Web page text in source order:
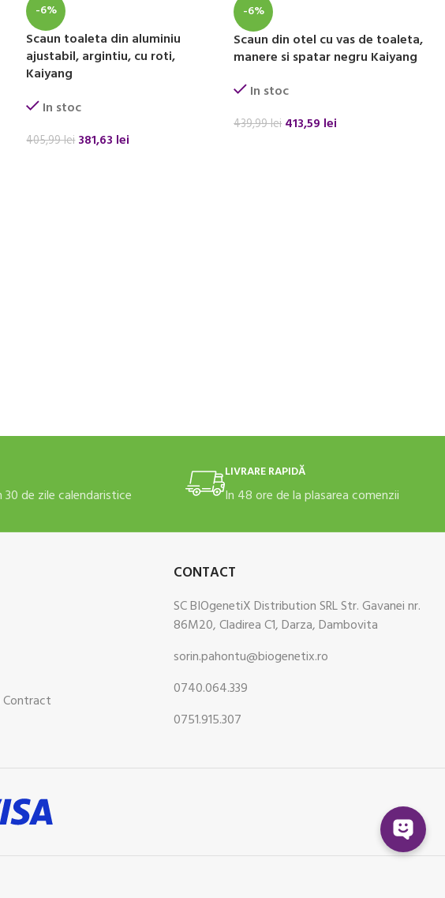
-6%
Scaun toaleta din aluminiu
ajustabil, argintiu, cu roti,
Kaiyang
In stoc
405,99lei 381,63 lei
-6%
Scaun din otel cu vas de toaleta,
manere si spatar negru Kaiyang
In stoc
439,99lei 413,59 lei
30 de zile calendaristice
LIVRARE RAPIDĂ
In 48 ore de la plasarea comenzii
CONTACT
SC BIOgenetiX Distribution SRL Str. Gavanei nr.
86M20, Cladirea C1, Darza, Dambovita
sorin.pahontu@biogenetix.ro
0740.064.339
0751.915.307